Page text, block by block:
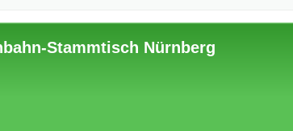
Stammtisch Nürnberg